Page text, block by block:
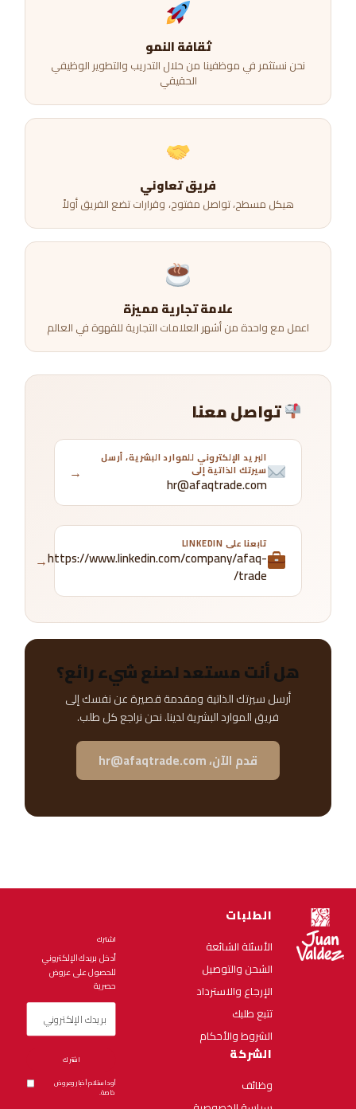
ثقافة النمو
نحن نستثمر في موظفينا من خلال التدريب والتطوير الوظيفي
الحقيقي
فريق تعاوني
هيكل مسطح، تواصل مفتوح، وقرارات تضع الفريق أولاً
علامة تجارية مميزة
اعمل مع واحدة من أشهر العلامات التجارية للقهوة في العالم
تواصل معنا
البريد الإلكتروني للموارد البشرية، أرسل
سيرتك الذاتية إلى
hr@afaqtrade.com
←
تابعنا على LINKEDIN
https://www.linkedin.com/company/afaq-
trade/
←
هل أنت مستعد لصنع شيء رائع؟
أرسل سيرتك الذاتية ومقدمة قصيرة عن نفسك إلى
فريق الموارد البشرية لدينا. نحن نراجع كل طلب.
قدم الآن، hr@afaqtrade.com
الطلبات
الأسئلة الشائعة
الشحن والتوصيل
الإرجاع والاسترداد
تتبع طلبك
الشروط والأحكام
الشركة
وظائف
اشترك
أدخل بريدك الإلكتروني
للحصول على عروض
حصرية
اشترك
أود استلام أخبار وعروض
خاصة.